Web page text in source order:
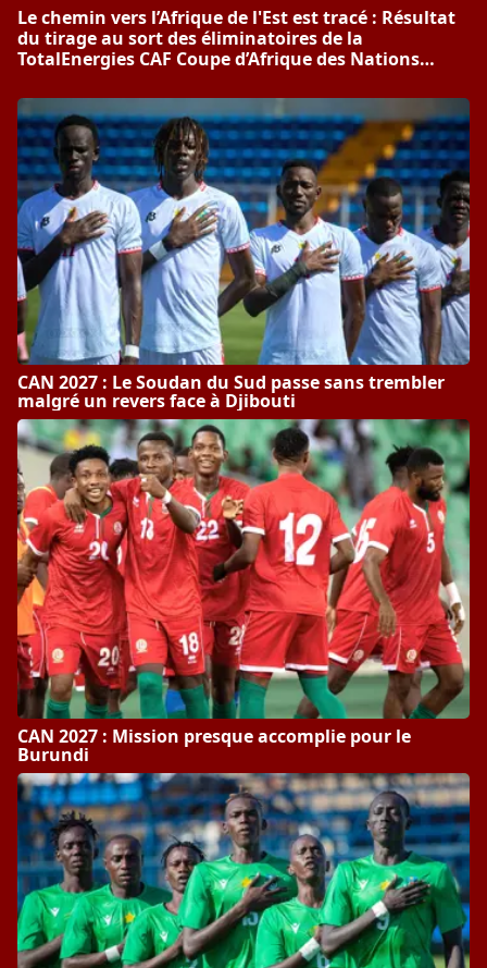
Le chemin vers l’Afrique de l'Est est tracé : Résultat
du tirage au sort des éliminatoires de la
TotalEnergies CAF Coupe d’Afrique des Nations
CAN 2027 : Le Soudan du Sud passe sans trembler
malgré un revers face à Djibouti
CAN 2027 : Mission presque accomplie pour le
Burundi